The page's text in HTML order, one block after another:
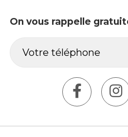
On vous rappelle